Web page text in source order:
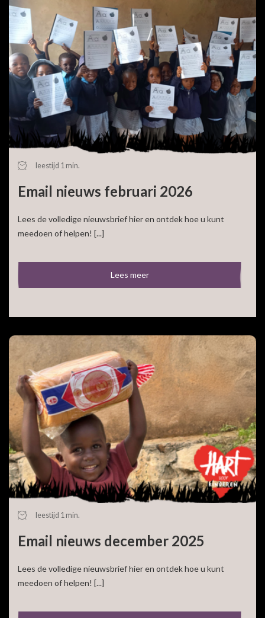
leestijd 1 min.
Email nieuws februari 2026
Lees de volledige nieuwsbrief hier en ontdek hoe u kunt
meedoen of helpen! [...]
Lees meer
leestijd 1 min.
Email nieuws december 2025
Lees de volledige nieuwsbrief hier en ontdek hoe u kunt
meedoen of helpen! [...]